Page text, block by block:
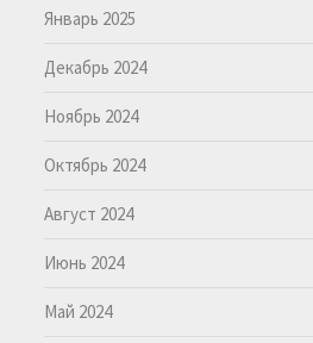
Январь 2025
Декабрь 2024
Ноябрь 2024
Октябрь 2024
Август 2024
Июнь 2024
Май 2024